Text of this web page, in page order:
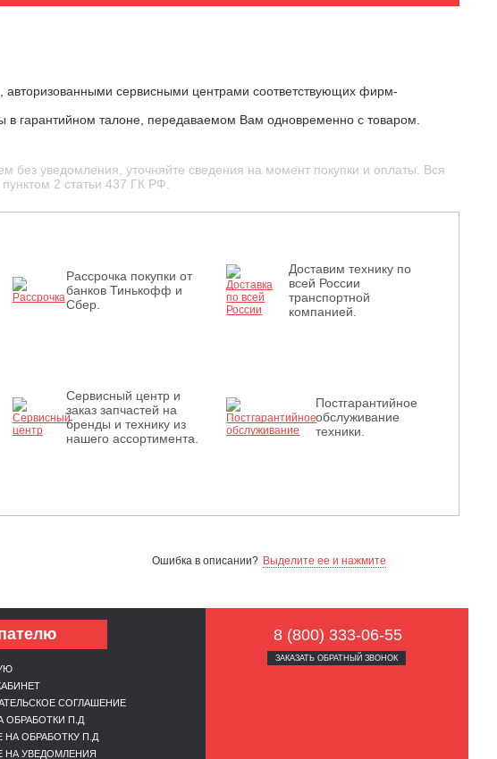
сервисными центрами соответствующих фирм-
гарантийном талоне, передаваемом Вам одновременно с товаром.
без уведомления, уточняйте сведения на момент покупки и оплаты. Вся
2 статьи 437 ГК РФ.
Рассрочка покупки от
банков Тинькофф и
Сбер.
Доставим технику по
всей России
транспортной
компанией.
Сервисный центр и
заказ запчастей на
бренды и технику из
нашего ассортимента.
Постгарантийное
обслуживание
техники.
Ошибка в описании? Выделите ее и нажмите
СОГЛАШЕНИЕ
ОБРАБОТКИ П.Д
НА ОБРАБОТКУ П.Д
НА УВЕДОМЛЕНИЯ
8 (800) 333-06-55
ЗАКАЗАТЬ ОБРАТНЫЙ ЗВОНОК